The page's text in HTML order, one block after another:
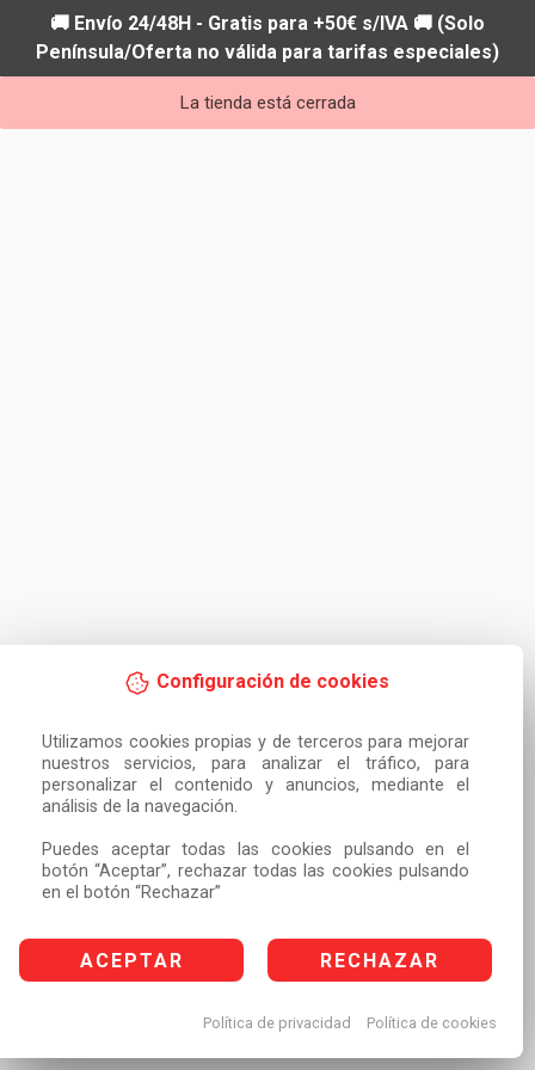
Configuración de cookies
Utilizamos cookies propias y de terceros para mejorar
nuestros servicios, para analizar el tráfico, para
personalizar el contenido y anuncios, mediante el
análisis de la navegación.
Puedes aceptar todas las cookies pulsando en el
botón “Aceptar”, rechazar todas las cookies pulsando
en el botón “Rechazar”
ACEPTAR RECHAZAR
Política de privacidad Política de cookies
🚚 Envío 24/48H - Gratis para +50€ s/IVA 🚚 (Solo
Península/Oferta no válida para tarifas especiales)
La tienda está cerrada